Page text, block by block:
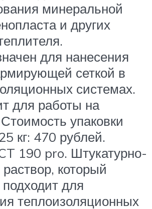
минеральной
и других
для нанесения
сеткой в
системах.
для работы на
упаковки
кг: 470 рублей.
190 pro. Штукатурно-
который
для
теплоизоляционных